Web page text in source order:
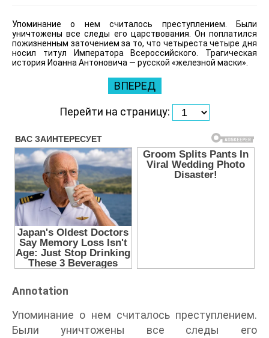
Упоминание о нем считалось преступлением. Были
уничтожены все следы его царствования. Он поплатился
пожизненным заточением за то, что четыреста четыре дня
носил титул Императора Всероссийского. Трагическая
история Иоанна Антоновича — русской «железной маски».
ВПЕРЕД
Перейти на страницу:
Annotation
Упоминание о нем считалось преступлением.
Были уничтожены все следы его